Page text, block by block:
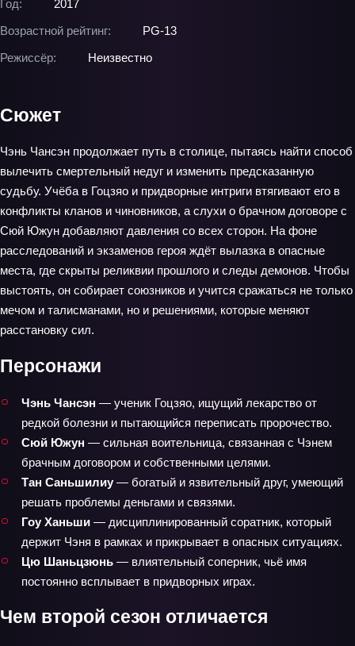
Год:
2017
Возрастной рейтинг:
PG-13
Режиссёр:
Неизвестно
Сюжет
Чэнь Чансэн продолжает путь в столице, пытаясь найти способ
вылечить смертельный недуг и изменить предсказанную
судьбу. Учёба в Гоцзяо и придворные интриги втягивают его в
конфликты кланов и чиновников, а слухи о брачном договоре с
Сюй Южун добавляют давления со всех сторон. На фоне
расследований и экзаменов героя ждёт вылазка в опасные
места, где скрыты реликвии прошлого и следы демонов. Чтобы
выстоять, он собирает союзников и учится сражаться не только
мечом и талисманами, но и решениями, которые меняют
расстановку сил.
Персонажи
Чэнь Чансэн — ученик Гоцзяо, ищущий лекарство от
редкой болезни и пытающийся переписать пророчество.
Сюй Южун — сильная воительница, связанная с Чэнем
брачным договором и собственными целями.
Тан Саньшилиу — богатый и язвительный друг, умеющий
решать проблемы деньгами и связями.
Гоу Ханьши — дисциплинированный соратник, который
держит Чэня в рамках и прикрывает в опасных ситуациях.
Цю Шаньцзюнь — влиятельный соперник, чьё имя
постоянно всплывает в придворных играх.
Чем второй сезон отличается